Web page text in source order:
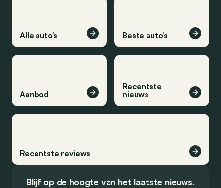
Alle auto’s Beste auto’s
Aanbod
Recentste
nieuws
Recentste reviews
Blijf op de hoogte van het laatste nieuws.